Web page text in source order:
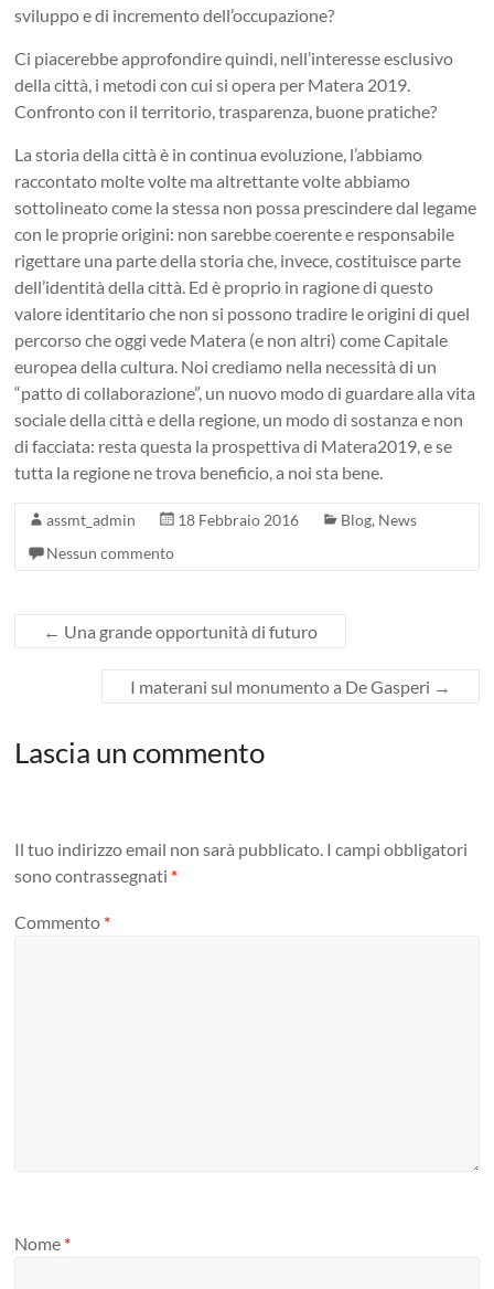
sviluppo e di incremento dell’occupazione?
Ci piacerebbe approfondire quindi, nell’interesse esclusivo
della città, i metodi con cui si opera per Matera 2019.
Confronto con il territorio, trasparenza, buone pratiche?
La storia della città è in continua evoluzione, l’abbiamo
raccontato molte volte ma altrettante volte abbiamo
sottolineato come la stessa non possa prescindere dal legame
con le proprie origini: non sarebbe coerente e responsabile
rigettare una parte della storia che, invece, costituisce parte
dell’identità della città. Ed è proprio in ragione di questo
valore identitario che non si possono tradire le origini di quel
percorso che oggi vede Matera (e non altri) come Capitale
europea della cultura. Noi crediamo nella necessità di un
“patto di collaborazione”, un nuovo modo di guardare alla vita
sociale della città e della regione, un modo di sostanza e non
di facciata: resta questa la prospettiva di Matera2019, e se
tutta la regione ne trova beneficio, a noi sta bene.
assmt_admin 18 Febbraio 2016 Blog, News
Nessun commento
← Una grande opportunità di futuro
I materani sul monumento a De Gasperi →
Lascia un commento
Il tuo indirizzo email non sarà pubblicato. I campi obbligatori
sono contrassegnati *
Commento *
Nome *